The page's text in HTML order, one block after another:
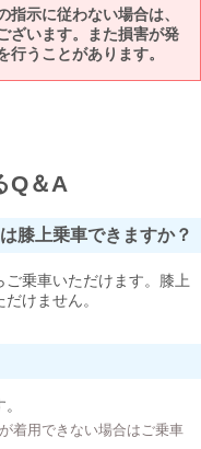
指示に従わない場合は、
ざいます。また損害が発
うことがあります。
Q＆A
膝上乗車できますか？
乗車いただけます。膝上
けません。
着用できない場合はご乗車